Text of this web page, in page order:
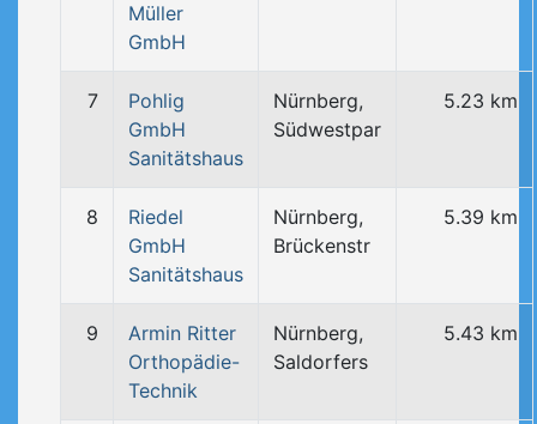
Müller
GmbH
7
Pohlig
GmbH
Sanitätshaus
Nürnberg,
Südwestpar
5.23 km
8
Riedel
GmbH
Sanitätshaus
Nürnberg,
Brückenstr
5.39 km
9
Armin Ritter
Orthopädie-
Technik
Nürnberg,
Saldorfers
5.43 km